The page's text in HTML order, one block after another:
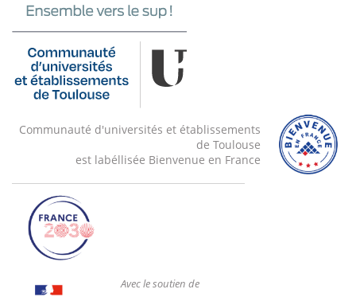
Communauté d'universités et établissements
de Toulouse
est labéllisée Bienvenue en France
Avec le soutien de